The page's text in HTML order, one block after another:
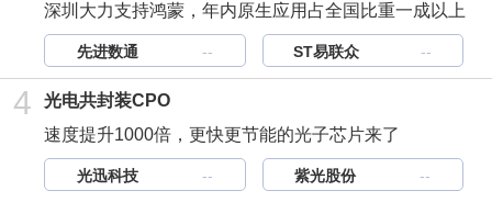
深圳大力支持鸿蒙，年内原生应用占全国比重一成以上
先进数通 -- ST易联众 --
4
光电共封装CPO
速度提升1000倍，更快更节能的光子芯片来了
光迅科技 -- 紫光股份 --